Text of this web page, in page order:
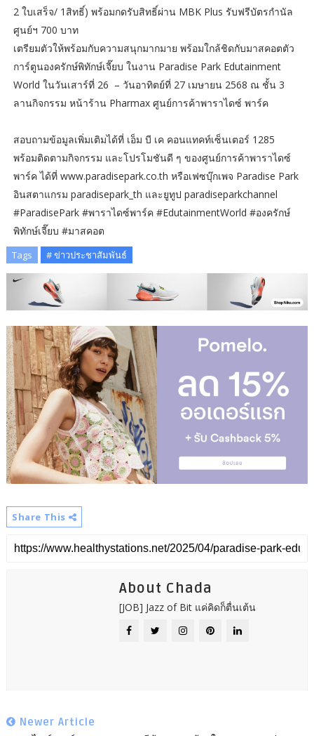
2 ใบเสร็จ/ 1สิทธิ์) พร้อมกดรับสิทธิ์ผ่าน MBK Plus รับฟรีบัตรกำนัล
ศูนย์ฯ 700 บาท
เตรียมตัวให้พร้อมกับความสนุกมากมาย พร้อมใกล้ชิดกับมาสคอตตัว
การ์ตูนองครักษ์พิทักษ์เจี๊ยบ ในงาน Paradise Park Edutainment
World ในวันเสาร์ที่ 26 – วันอาทิตย์ที่ 27 เมษายน 2568 ณ ชั้น 3
ลานกิจกรรม หน้าร้าน Pharmax ศูนย์การค้าพาราไดซ์ พาร์ค
สอบถามข้อมูลเพิ่มเติมได้ที่ เอ็ม บี เค คอนแทคท์เซ็นเตอร์ 1285
พร้อมติดตามกิจกรรม และโปรโมชันดี ๆ ของศูนย์การค้าพาราไดซ์
พาร์ค ได้ที่ www.paradisepark.co.th หรือเฟซบุ๊กเพจ Paradise Park
อินสตาแกรม paradisepark_th และยูทูป paradiseparkchannel
#ParadisePark #พาราไดซ์พาร์ค #EdutainmentWorld #องครักษ์
พิทักษ์เจี๊ยบ #มาสคอต
Tags # ข่าวประชาสัมพันธ์
Share This
About Chada
[JOB] Jazz of Bit แค่คิดก็ตื่นเต้น
Newer Article